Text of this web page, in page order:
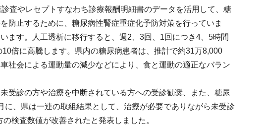
査やレセプトすなわち診療報酬明細書のデータを活用して、糖
防止するために、糖尿病性腎症重症化予防対策を行っていま
ます。人工透析に移行すると、週2、3回、1回につき4、5時間
倍に高騰します。県内の糖尿病患者は、推計で約31万8,000
社会による運動量の減少などにより、食と運動の適正なバラン
受診の方や治療を中断されている方への受診勧奨、また、糖尿
、県は一連の取組結果として、治療が必要でありながら未受診
検査数値が改善されたと発表しました。